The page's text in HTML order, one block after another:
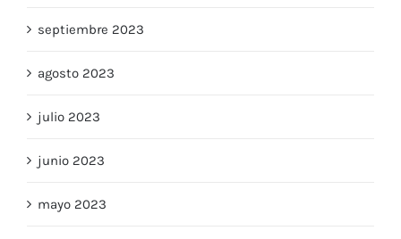
septiembre 2023
agosto 2023
julio 2023
junio 2023
mayo 2023